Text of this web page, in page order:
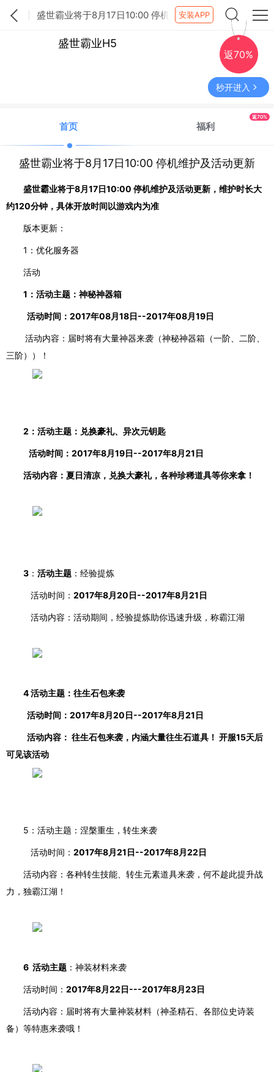
盛世霸业将于8月17日10:00 停机
维护及活动更新
安装APP
盛世霸业H5
返70%
秒开进入
首页 福利
返70%
盛世霸业将于8月17日10:00 停机维护及活动更新
盛世霸业将于8月17日10:00 停机维护及活动更新，维护时长大
约120分钟，具体开放时间以游戏内为准
版本更新：
1 ：优化服务器
活动
1：活动主题：神秘神器箱
活动时间： 2017年08月18日--2017年08月19日
活动内容：届时将有大量神器来袭（神秘神器箱（一阶、二阶、
三阶））！
2：活动主题：兑换豪礼、异次元钥匙
活动时间： 2017年8月19日--2017年8月21日
活动内容：夏日清凉，兑换大豪礼，各种珍稀道具等你来拿！
3 ： 活动主题 ：经验提炼
活动时间： 2017年8月20日--2017年8月21日
活动内容：活动期间，经验提炼助你迅速升级，称霸江湖
4 活动主题：往生石包来袭
活动时间： 2017年8月20日--2017年8月21日
活动内容： 往生石包来袭，内涵大量往生石道具！ 开服15天后
可见该活动
5：活动主题：涅槃重生，转生来袭
活动时间： 2017年8月21日--2017年8月22日
活动内容：各种转生技能、转生元素道具来袭，何不趁此提升战
力，独霸江湖！
6 活动主题 ：神装材料来袭
活动时间： 2017年8月22日---2017年8月23日
活动内容：届时将有大量神装材料（神圣精石、各部位史诗装
备）等特惠来袭哦！